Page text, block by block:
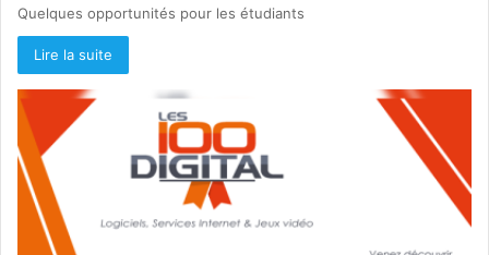
Quelques opportunités pour les étudiants
Lire la suite